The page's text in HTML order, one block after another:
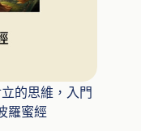
的思維，入門
羅蜜經